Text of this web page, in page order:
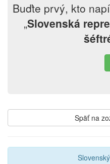
Buďte prvý, kto
„Slovenská
Späť na